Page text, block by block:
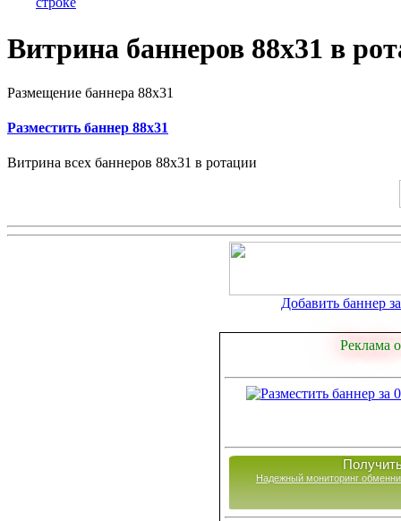
Витрина баннеров 88x31 в
Размещение баннера 88x31
Разместить баннер 88x31
Витрина всех баннеров 88x31 в ротации
Добавить баннер
Реклама
Надежный мониторинг